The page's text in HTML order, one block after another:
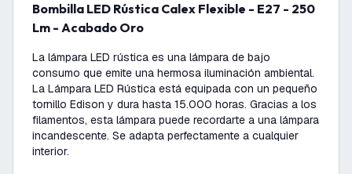
Bombilla LED Rústica Calex Flexible - E27 - 250
Lm - Acabado Oro
La lámpara LED rústica es una lámpara de bajo
consumo que emite una hermosa iluminación ambiental.
La Lámpara LED Rústica está equipada con un pequeño
tornillo Edison y dura hasta 15.000 horas. Gracias a los
filamentos, esta lámpara puede recordarte a una lámpara
incandescente. Se adapta perfectamente a cualquier
interior.